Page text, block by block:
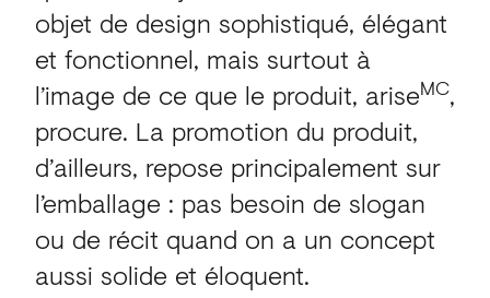
objet de design sophistiqué, élégant
et fonctionnel, mais surtout à
l’image de ce que le produit, ariseMC,
procure. La promotion du produit,
d’ailleurs, repose principalement sur
l’emballage : pas besoin de slogan
ou de récit quand on a un concept
aussi solide et éloquent.